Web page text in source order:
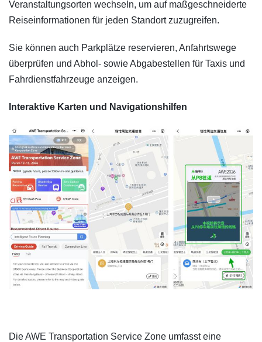
Veranstaltungsorten wechseln, um auf maßgeschneiderte
Reiseinformationen für jeden Standort zuzugreifen.
Sie können auch Parkplätze reservieren, Anfahrtswege
überprüfen und Abhol- sowie Abgabestellen für Taxis und
Fahrdienstfahrzeuge anzeigen.
Interaktive Karten und Navigationshilfen
Die AWE Transportation Service Zone umfasst eine